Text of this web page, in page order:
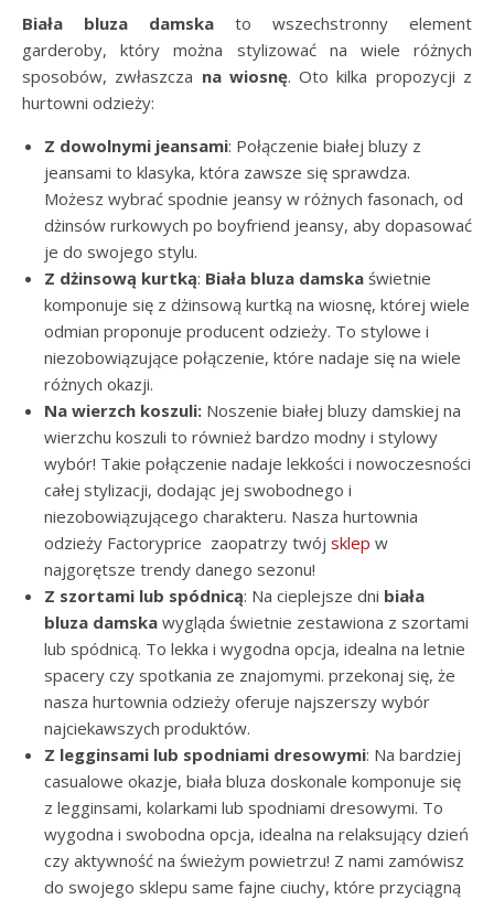
Biała bluza damska to wszechstronny element
garderoby, który można stylizować na wiele różnych
sposobów, zwłaszcza na wiosnę. Oto kilka propozycji z
hurtowni odzieży:
Z dowolnymi jeansami: Połączenie białej bluzy z
jeansami to klasyka, która zawsze się sprawdza.
Możesz wybrać spodnie jeansy w różnych fasonach, od
dżinsów rurkowych po boyfriend jeansy, aby dopasować
je do swojego stylu.
Z dżinsową kurtką: Biała bluza damska świetnie
komponuje się z dżinsową kurtką na wiosnę, której wiele
odmian proponuje producent odzieży. To stylowe i
niezobowiązujące połączenie, które nadaje się na wiele
różnych okazji.
Na wierzch koszuli: Noszenie białej bluzy damskiej na
wierzchu koszuli to również bardzo modny i stylowy
wybór! Takie połączenie nadaje lekkości i nowoczesności
całej stylizacji, dodając jej swobodnego i
niezobowiązującego charakteru. Nasza hurtownia
odzieży Factoryprice zaopatrzy twój sklep w
najgorętsze trendy danego sezonu!
Z szortami lub spódnicą: Na cieplejsze dni biała
bluza damska wygląda świetnie zestawiona z szortami
lub spódnicą. To lekka i wygodna opcja, idealna na letnie
spacery czy spotkania ze znajomymi. przekonaj się, że
nasza hurtownia odzieży oferuje najszerszy wybór
najciekawszych produktów.
Z legginsami lub spodniami dresowymi: Na bardziej
casualowe okazje, biała bluza doskonale komponuje się
z legginsami, kolarkami lub spodniami dresowymi. To
wygodna i swobodna opcja, idealna na relaksujący dzień
czy aktywność na świeżym powietrzu! Z nami zamówisz
do swojego sklepu same fajne ciuchy, które przyciągną